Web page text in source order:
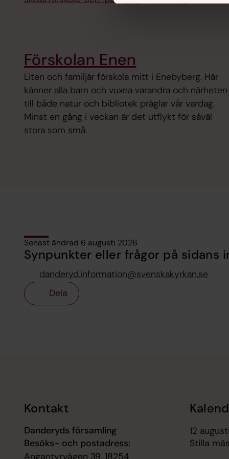
Förskolan Enen
Liten och familjär förskola mitt i Enebyberg. Här
känner alla barn och vuxna varandra och närheten
till både natur och bibliotek präglar vår vardag.
Minst en gång i veckan är det utflykt för såväl
stora som små.
Senast ändrad 6 augusti 2026
Synpunkter eller frågor på sidans
danderyd.information@svenskakyrkan.se
Dela
Kontakt
Danderyds församling
Besöks- och postadress:
Angantyrvägen 39, 18254
12
Stilla